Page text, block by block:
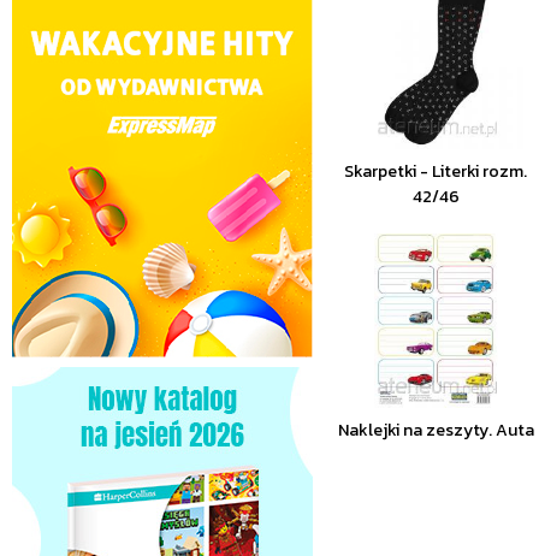
Skarpetki - Literki rozm.
42/46
Naklejki na zeszyty. Auta